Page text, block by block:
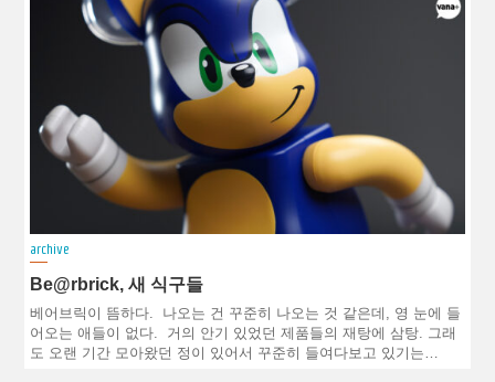
archive
Be@rbrick, 새 식구들
베어브릭이 뜸하다. 나오는 건 꾸준히 나오는 것 같은데, 영 눈에 들
어오는 애들이 없다. 거의 안기 있었던 제품들의 재탕에 삼탕. 그래
도 오랜 기간 모아왔던 정이 있어서 꾸준히 들여다보고 있기는…